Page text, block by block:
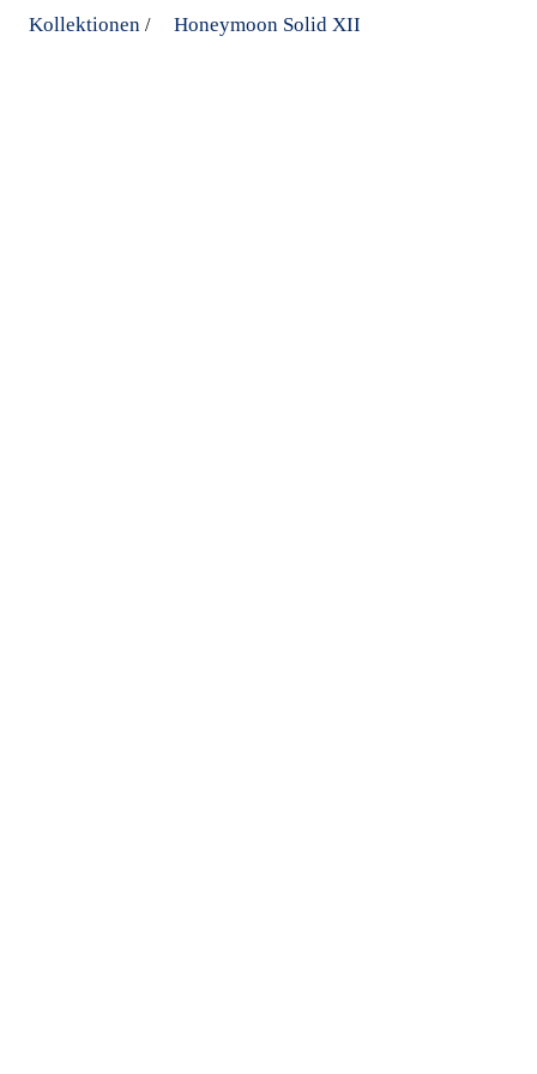
Kollektionen / Honeymoon Solid XII